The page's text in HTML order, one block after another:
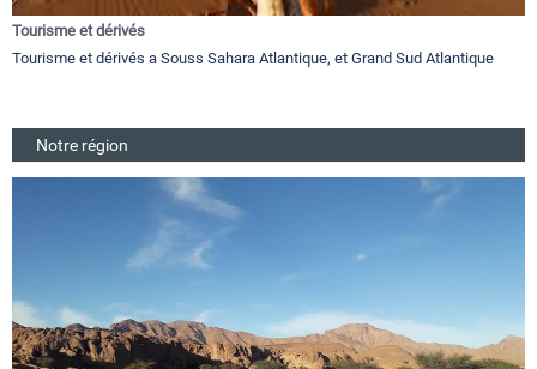
Tourisme et dérivés
Tourisme et dérivés a Souss Sahara Atlantique, et Grand Sud Atlantique
Notre région